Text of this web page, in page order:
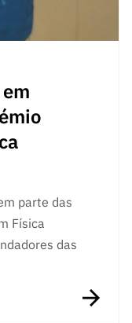
parte das
Física
das